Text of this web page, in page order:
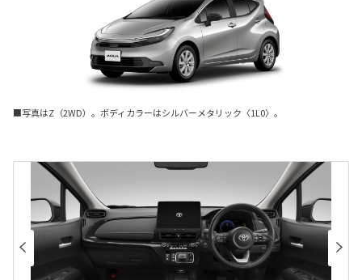
■写真はZ（2WD）。ボディカラーはシルバーメタリック〈1L0〉。